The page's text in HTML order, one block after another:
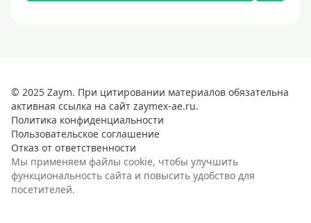
© 2025 Zaym. При цитировании материалов обязательна
активная ссылка на сайт zaymex-ae.ru.
Политика конфиденциальности
Пользовательское соглашение
Отказ от ответственности
Мы применяем файлы cookie, чтобы улучшить
функциональность сайта и повысить удобство для
посетителей.